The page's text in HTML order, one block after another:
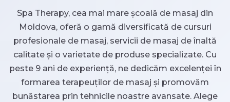
Spa Therapy, cea mai mare școală de masaj din
Moldova, oferă o gamă diversificată de cursuri
profesionale de masaj, servicii de masaj de înaltă
calitate și o varietate de produse specializate. Cu
peste 9 ani de experiență, ne dedicăm excelenței în
formarea terapeuților de masaj și promovăm
bunăstarea prin tehnicile noastre avansate. Alege